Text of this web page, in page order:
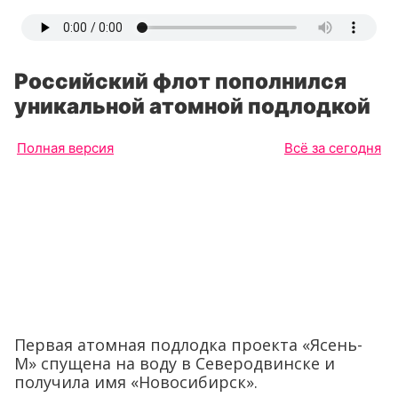
Российский флот пополнился
уникальной атомной подлодкой
Полная версия Всё за сегодня
Первая атомная подлодка проекта «Ясень-
М» спущена на воду в Северодвинске и
получила имя «Новосибирск».